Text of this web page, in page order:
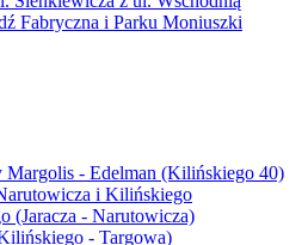
Fabryczna i Parku Moniuszki
- Edelman (Kilińskiego 40)
i Kilińskiego
(Jaracza - Narutowicza)
- Targowa)